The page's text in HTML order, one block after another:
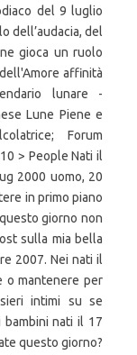
del 9 luglio
dell’audacia, del
gioca un ruolo
affinità
lunare -
Lune Piene e
Forum
> People Nati il
2000 uomo, 20
in primo piano
giorno non
sulla mia bella
2007. Nei nati il
o mantenere per
intimi su se
nati il 17
questo giorno?